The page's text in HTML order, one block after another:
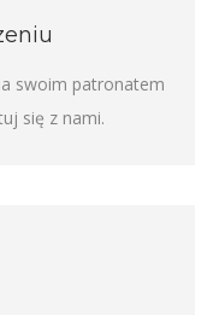
swoim patronatem
się z nami.